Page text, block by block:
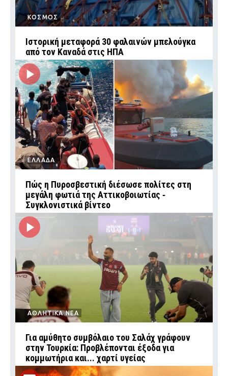
ΚΟΣΜΟΣ
Ιστορική μεταφορά 30 φαλαινών μπελούγκα
από τον Καναδά στις ΗΠΑ
ΕΛΛΑΔΑ
Πώς η Πυροσβεστική διέσωσε πολίτες στη
μεγάλη φωτιά της Αττικοβοιωτίας ‑
Συγκλονιστικά βίντεο
ΑΘΛΗΤΙΚΑ ΝΕΑ
Για αμύθητο συμβόλαιο του Σαλάχ γράφουν
στην Τουρκία: Προβλέπονται έξοδα για
κομμωτήρια και... χαρτί υγείας